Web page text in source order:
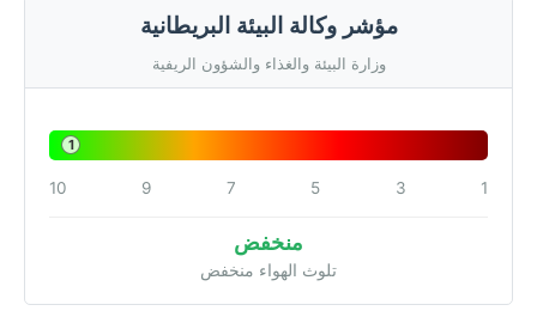
مؤشر وكالة البيئة البريطانية
وزارة البيئة والغذاء والشؤون الريفية
1
1
3
5
7
9
10
منخفض
تلوث الهواء منخفض